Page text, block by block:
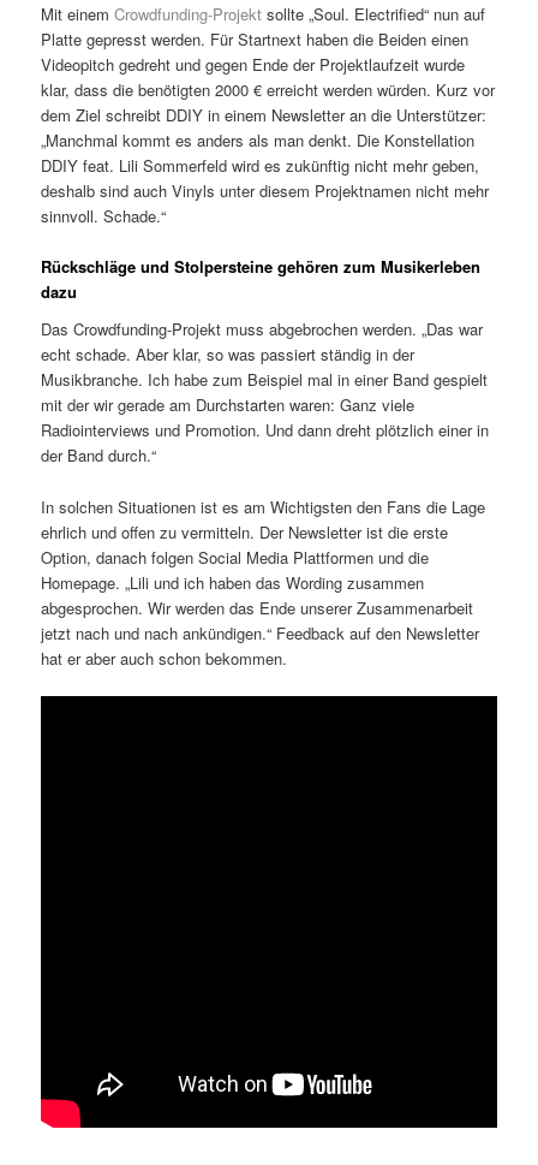
Mit einemCrowdfunding-Projekt sollte „Soul. Electrified“ nun auf
Platte gepresst werden. Für Startnext haben die Beiden einen
Videopitch gedreht und gegen Ende der Projektlaufzeit wurde
klar, dass die benötigten 2000 € erreicht werden würden. Kurz vor
dem Ziel schreibt DDIY in einem Newsletter an die Unterstützer:
„Manchmal kommt es anders als man denkt. Die Konstellation
DDIY feat. Lili Sommerfeld wird es zukünftig nicht mehr geben,
deshalb sind auch Vinyls unter diesem Projektnamen nicht mehr
sinnvoll. Schade.“
Rückschläge und Stolpersteine gehören zum Musikerleben
dazu
Das Crowdfunding-Projekt muss abgebrochen werden. „Das war
echt schade. Aber klar, so was passiert ständig in der
Musikbranche. Ich habe zum Beispiel mal in einer Band gespielt
mit der wir gerade am Durchstarten waren: Ganz viele
Radiointerviews und Promotion. Und dann dreht plötzlich einer in
der Band durch.“
In solchen Situationen ist es am Wichtigsten den Fans die Lage
ehrlich und offen zu vermitteln. Der Newsletter ist die erste
Option, danach folgen Social Media Plattformen und die
Homepage. „Lili und ich haben das Wording zusammen
abgesprochen. Wir werden das Ende unserer Zusammenarbeit
jetzt nach und nach ankündigen.“ Feedback auf den Newsletter
hat er aber auch schon bekommen.